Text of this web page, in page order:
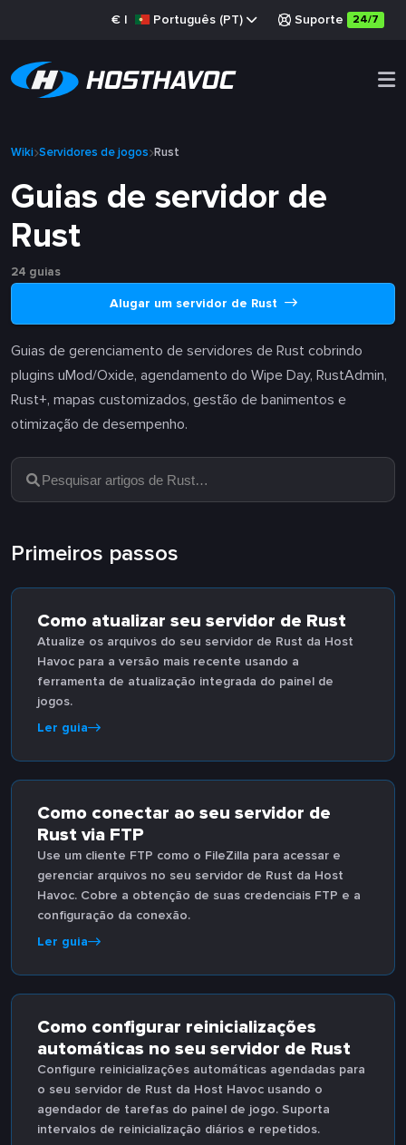
€ | Português (PT) Suporte 24/7
Wiki Servidores de jogos Rust
Guias de servidor de
Rust
24 guias
Alugar um servidor de Rust
Guias de gerenciamento de servidores de Rust cobrindo
plugins uMod/Oxide, agendamento do Wipe Day, RustAdmin,
Rust+, mapas customizados, gestão de banimentos e
otimização de desempenho.
Primeiros passos
Como atualizar seu servidor de Rust
Atualize os arquivos do seu servidor de Rust da Host
Havoc para a versão mais recente usando a
ferramenta de atualização integrada do painel de
jogos.
Ler guia
Como conectar ao seu servidor de
Rust via FTP
Use um cliente FTP como o FileZilla para acessar e
gerenciar arquivos no seu servidor de Rust da Host
Havoc. Cobre a obtenção de suas credenciais FTP e a
configuração da conexão.
Ler guia
Como configurar reinicializações
automáticas no seu servidor de Rust
Configure reinicializações automáticas agendadas para
o seu servidor de Rust da Host Havoc usando o
agendador de tarefas do painel de jogo. Suporta
intervalos de reinicialização diários e repetidos.